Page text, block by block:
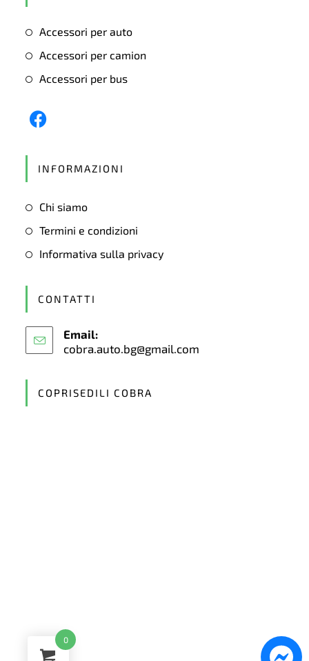
Accessori per auto
Accessori per camion
Accessori per bus
tab
INFORMAZIONI
Chi siamo
Termini e condizioni
Informativa sulla privacy
CONTATTI
Email:
cobra.auto.bg@gmail.com
COPRISEDILI COBRA
0